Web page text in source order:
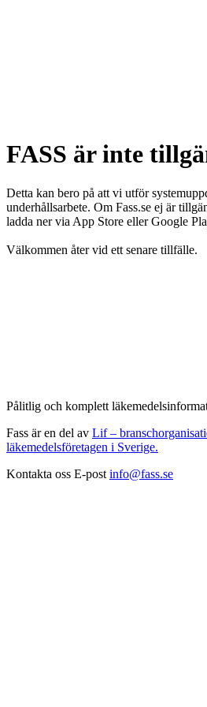
FASS är inte
Detta kan bero på att vi utför
underhållsarbete. Om Fass.se ej är
ladda ner via App Store eller Google
Välkommen åter vid ett senare tillfälle.
Pålitlig och komplett
Fass är en del av Lif –
läkemedelsföretagen i Sverige.
Kontakta oss E-post info@fass.se